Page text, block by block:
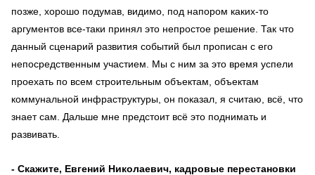
позже, хорошо подумав, видимо, под напором каких-то
аргументов все-таки принял это непростое решение. Так что
данный сценарий развития событий был прописан с его
непосредственным участием. Мы с ним за это время успели
проехать по всем строительным объектам, объектам
коммунальной инфраструктуры, он показал, я считаю, всё, что
знает сам. Дальше мне предстоит всё это поднимать и
развивать.
- Скажите, Евгений Николаевич, кадровые перестановки